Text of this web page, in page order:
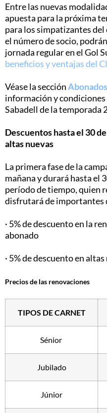
Entre las nuevas
apuesta para la próxima
para los simpatizantes
el número de socio,
jornada regular en el Gol
beneficios y ventajas del
Véase la secciónAbonados
información y condiciones
Sabadell de la temporada
Descuentos hasta el 30
altas nuevas
La primera fase de la
mañana y durará hasta el
período de tiempo, quien
disfrutará de importantes
· 5% de descuento en la
abonado
· 5% de descuento en
Precios de las renovaciones
TIPOS DE CARNET
Sénior
Jubilado
Júnior